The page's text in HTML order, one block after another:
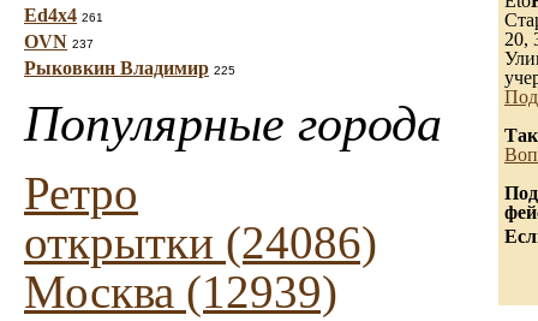
Ed4x4 261
OVN 237
Рыковкин Владимир 225
Популярные города
Ретро
открытки (24086)
Москва (12939)
20,